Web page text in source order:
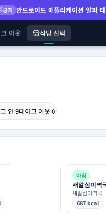
공지 안드로이드 애플리케이션 알파
아웃 식당 선택
인 9테이크 아웃0
아침
새알심미역
새알심미역국
687 kcal